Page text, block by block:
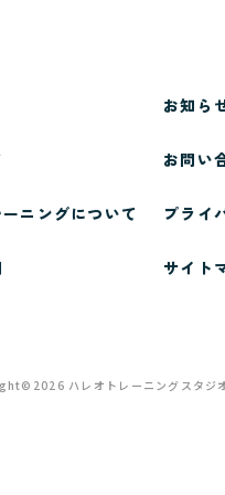
お知ら
お問い
ニングについて プライ
サイト
2026 ハレオトレーニングスタジ